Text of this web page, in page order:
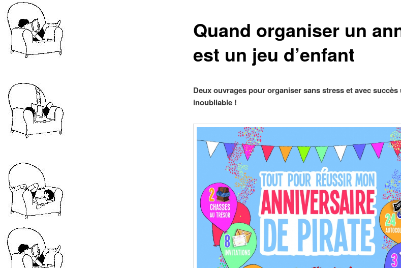
Quand organiser un
est un jeu d’enfant
Deux ouvrages pour organiser sans stress et avec succès
inoubliable !